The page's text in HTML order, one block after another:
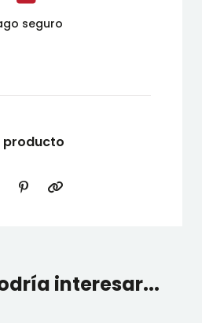
seguro
producto
interesar...